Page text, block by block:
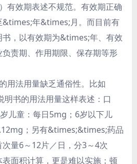
有效期表述不规范。有效期正确
&times;年&times;月。而目前有
，以有效期为&times;年、有效
责期、作用期限、保存期等形
用法用量缺乏通俗性。比如
书的用法用量这样表述：口
儿童：每日5mg；6岁以下儿
；另有&times;&times;药品
量6～12片／日，分3～4次
面积计算，更是难以实施；顿